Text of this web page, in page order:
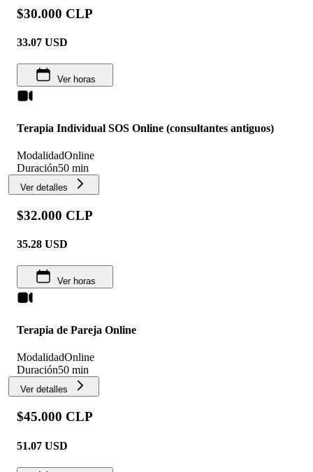
$30.000 CLP
33.07 USD
Ver horas
Terapia Individual SOS Online (consultantes antiguos)
ModalidadOnline
Duración50 min
Ver detalles
$32.000 CLP
35.28 USD
Ver horas
Terapia de Pareja Online
ModalidadOnline
Duración50 min
Ver detalles
$45.000 CLP
51.07 USD